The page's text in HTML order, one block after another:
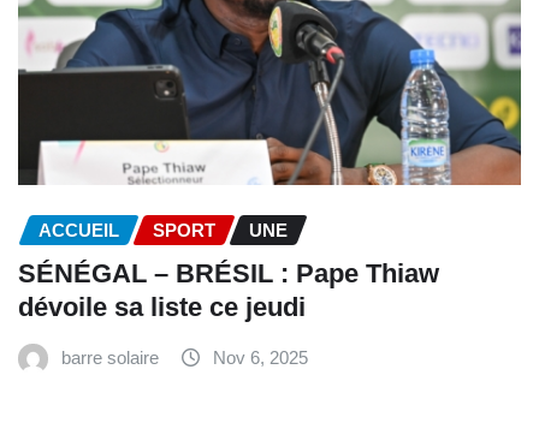
ACCUEIL SPORT UNE
SÉNÉGAL – BRÉSIL : Pape Thiaw
dévoile sa liste ce jeudi
barre solaire Nov 6, 2025